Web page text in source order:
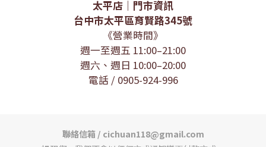
太平店｜門市資訊
台中市太平區育賢路345號
《營業時間》
週一至週五 11:00–21:00
週六、週日 10:00–20:00
電話 / 0905-924-996
聯絡信箱 / cichuan118@gmail.com